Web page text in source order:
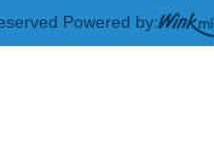
Powered by: